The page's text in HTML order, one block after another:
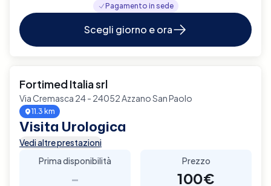
Pagamento in sede
Scegli giorno e ora
Fortimed Italia srl
Via Cremasca 24 - 24052 Azzano San Paolo
11.3 km
Visita Urologica
Vedi altre prestazioni
Prima disponibilità
-
Prezzo
100€